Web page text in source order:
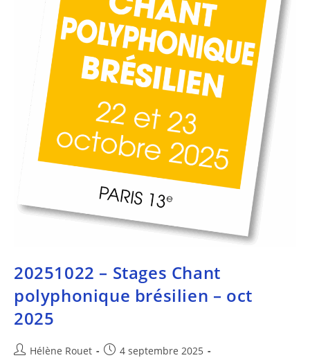
20251022 – Stages Chant
polyphonique brésilien – oct
2025
Hélène Rouet
4 septembre 2025